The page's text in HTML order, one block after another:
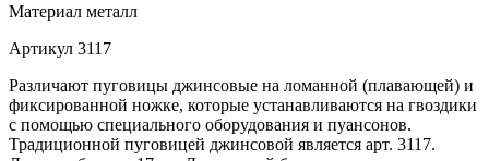
Материал металл
Артикул 3117
Различают пуговицы джинсовые на ломанной (плавающей) и
фиксированной ножке, которые устанавливаются на гвоздики
с помощью специального оборудования и пуансонов.
Традиционной пуговицей джинсовой является арт. 3117.